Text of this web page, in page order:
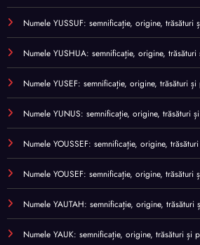
Numele YUSSUF: semnificație, origine, trăsături
Numele YUSHUA: semnificație, origine,
Numele YUSEF: semnificație, origine, trăsături și
Numele YUNUS: semnificație, origine, trăsături
Numele YOUSSEF: semnificație, origine,
Numele YOUSEF: semnificație, origine, trăsături
Numele YAUTAH: semnificație, origine, trăsături
Numele YAUK: semnificație, origine, trăsături și